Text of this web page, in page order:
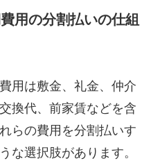
用の分割払いの仕組
用は敷金、礼金、仲介
換代、前家賃などを含
らの費用を分割払いす
な選択肢があります。